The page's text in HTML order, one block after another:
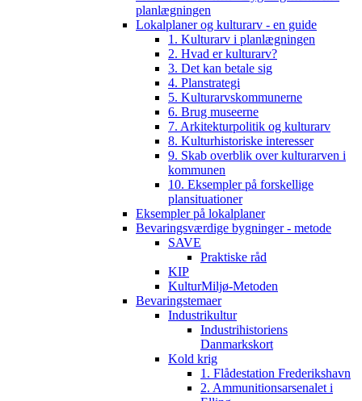
planlægningen
Lokalplaner og kulturarv - en guide
1. Kulturarv i planlægningen
2. Hvad er kulturarv?
3. Det kan betale sig
4. Planstrategi
5. Kulturarvskommunerne
6. Brug museerne
7. Arkitekturpolitik og kulturarv
8. Kulturhistoriske interesser
9. Skab overblik over kulturarven i
kommunen
10. Eksempler på forskellige
plansituationer
Eksempler på lokalplaner
Bevaringsværdige bygninger - metode
SAVE
Praktiske råd
KIP
KulturMiljø-Metoden
Bevaringstemaer
Industrikultur
Industrihistoriens
Danmarkskort
Kold krig
1. Flådestation Frederikshavn
2. Ammunitionsarsenalet i